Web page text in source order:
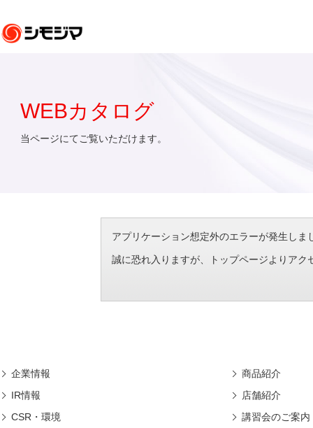
WEBカタログ
当ページにてご覧いただけます。
アプリケーション想定外のエラーが発生し
誠に恐れ入りますが、トップページよりアク
企業情報
IR情報
CSR・環境
商品紹介
店舗紹介
講習会のご案内